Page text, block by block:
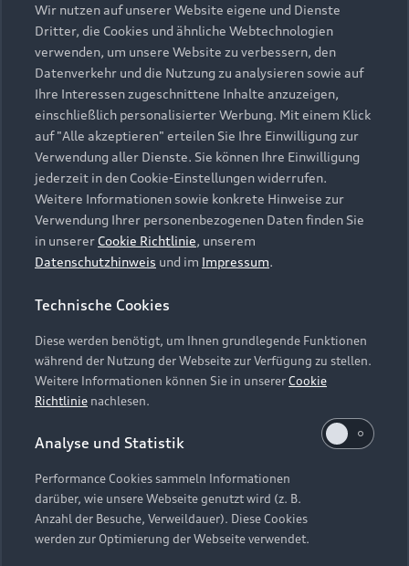
Alle Modelle
Modelle vergleichen
Elektromodelle
Plug-in-Hybride
Kaufen & leasen
Neuwagensuche
Gebrauchtwagensuche
Gebrauchtwagen
Finanzierung
Aktionen & Angebote
Geschäftskunden
Service & Zubehör
Saisonale Angebote
Audi Services
Garantie
Audi digital services
myAudi
Support
Kundenservice
Händlersuche
Audi Code
Online-Terminvereinbarung
Servicekontakt
Vertrag widerrufen
Über Audi
Unternehmen
Karriere
Investor Relations
Presse & Media Center
Datenschutz
Audi erleben
Newsletter
Impressum Rechtliches
Hinweisgebersystem
Datenschutzinformation
Cookie-Einstellungen
Cookie-Richtlinie
Barrierefreiheit
Hinweis: Die aktuelle Darstellung und Anordnung der
Embleme am Fahrzeug bei allen Abbildungen auf dieser
Webseite kann abweichen.
Wir nutzen auf unserer Website eigene und Dienste
Dritter, die Cookies und ähnliche Webtechnologien
verwenden, um unsere Website zu verbessern, den
Datenverkehr und die Nutzung zu analysieren sowie auf
Ihre Interessen zugeschnittene Inhalte anzuzeigen,
einschließlich personalisierter Werbung. Mit einem Klick
auf "Alle akzeptieren" erteilen Sie Ihre Einwilligung zur
Verwendung aller Dienste. Sie können Ihre Einwilligung
jederzeit in den Cookie-Einstellungen widerrufen.
Weitere Informationen sowie konkrete Hinweise zur
Verwendung Ihrer personenbezogenen Daten finden Sie
in unserer Cookie Richtlinie, unserem
Datenschutzhinweis und im Impressum.
Technische Cookies
Diese werden benötigt, um Ihnen grundlegende Funktionen
während der Nutzung der Webseite zur Verfügung zu stellen.
Weitere Informationen können Sie in unsererCookie
Richtlinie nachlesen.
Analyse und Statistik
Performance Cookies sammeln Informationen
darüber, wie unsere Webseite genutzt wird (z. B.
Anzahl der Besuche, Verweildauer). Diese Cookies
werden zur Optimierung der Webseite verwendet.